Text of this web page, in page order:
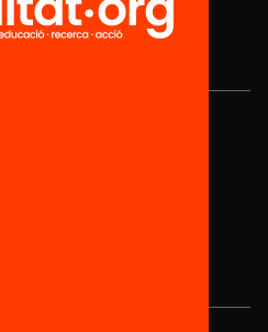
Social HUB
Barcelona